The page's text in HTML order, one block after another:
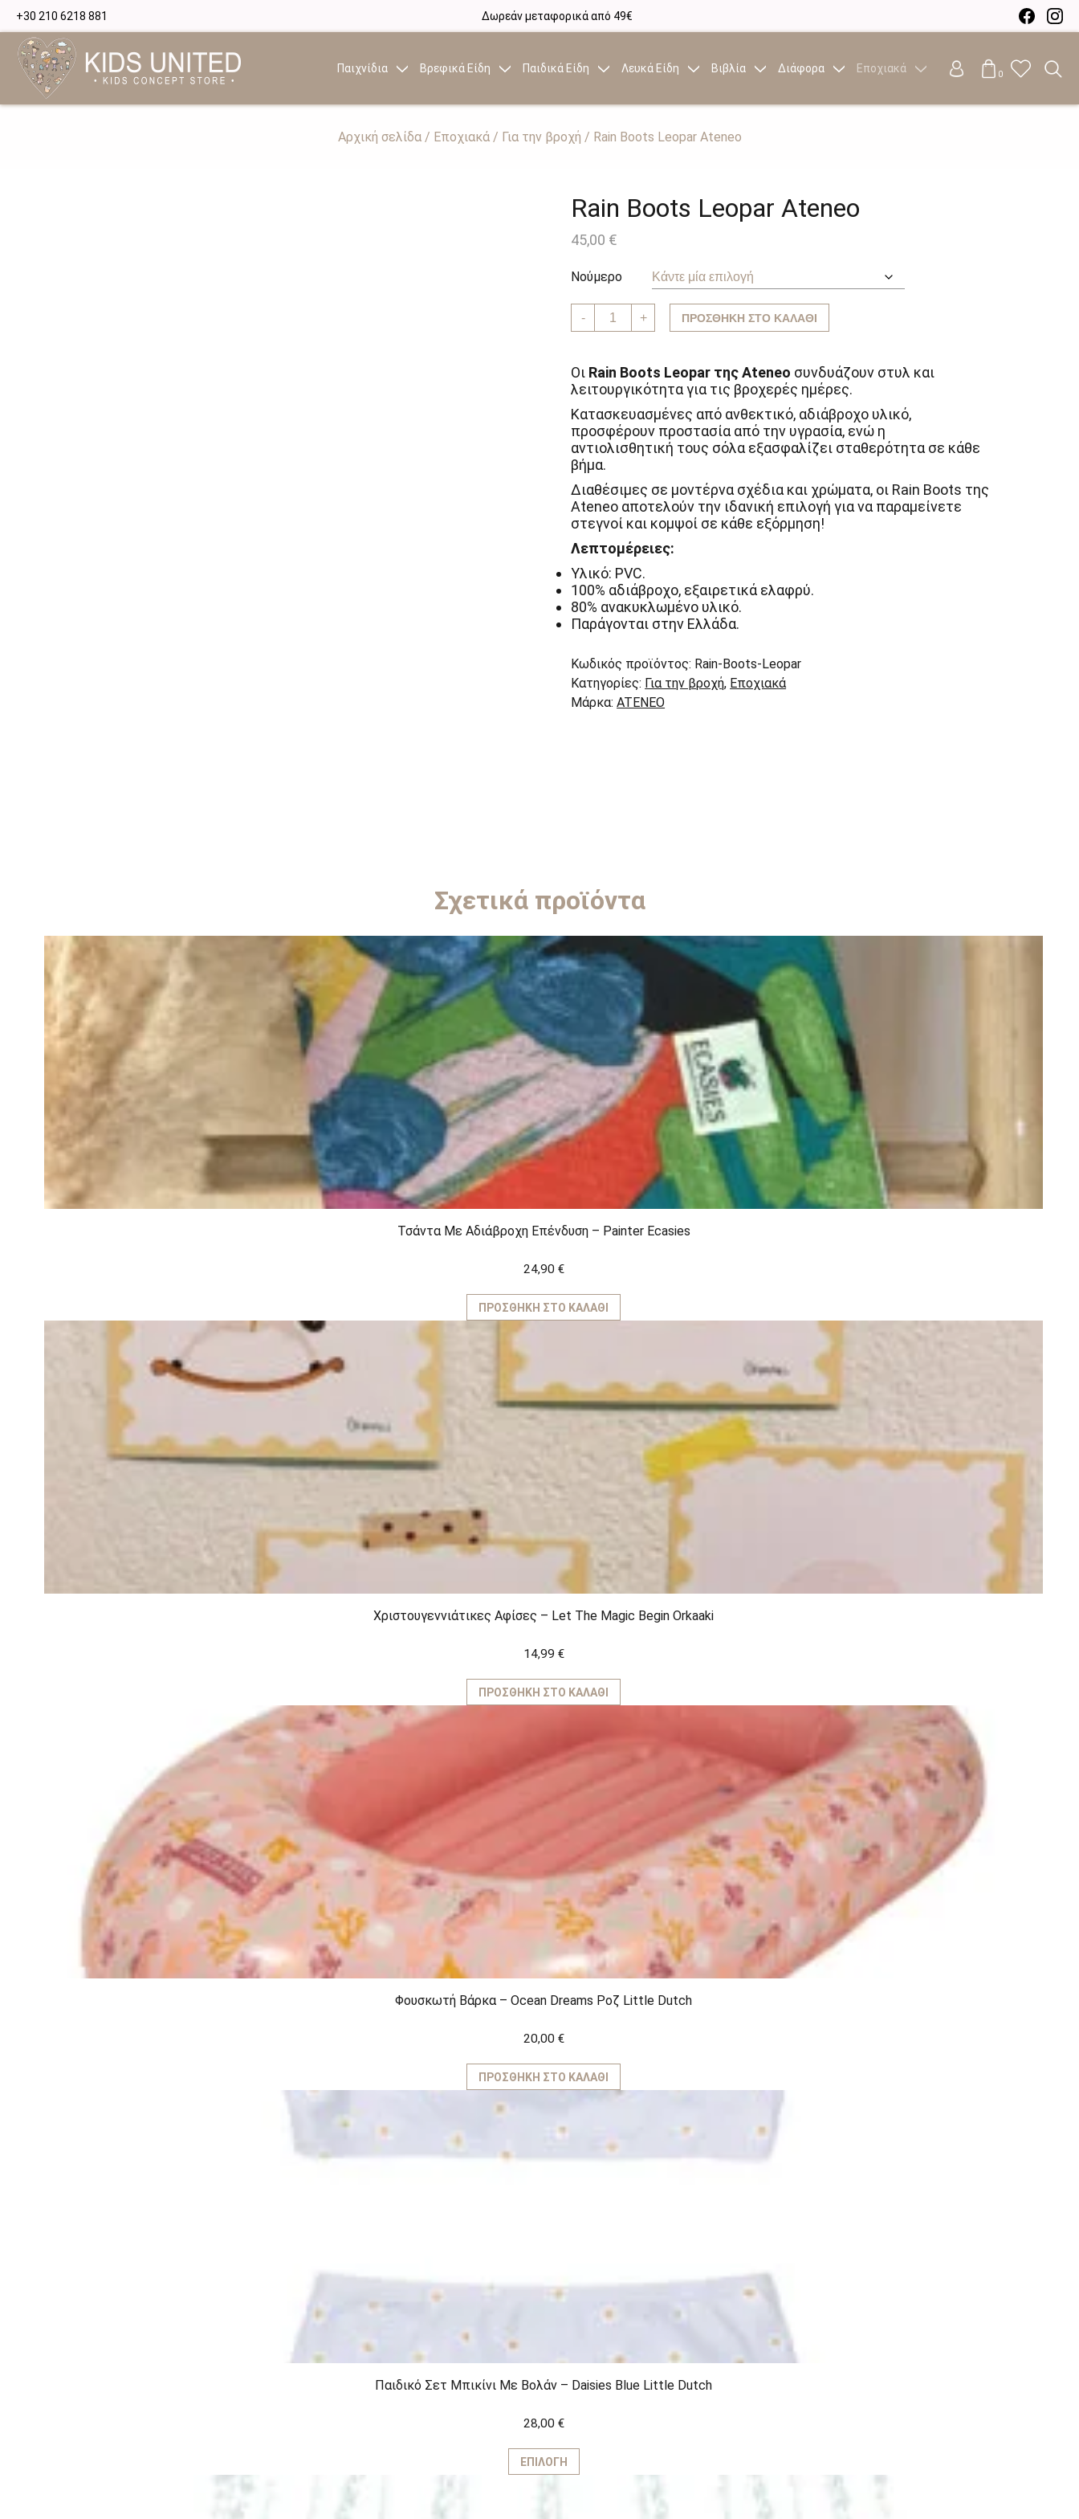
+30 210 6218 881 Δωρεάν μεταφορικά από 49€
Παιχνίδια Βρεφικά Είδη Παιδικά Είδη Λευκά Είδη Βιβλία Διάφορα Εποχιακά 0
Αρχική σελίδα/ Εποχιακά/ Για την βροχή / Rain Boots Leopar Ateneo
Rain Boots Leopar Ateneo
45,00 €
Νούμερο
-
Rain
Boots
ποσότητα
+ ΠΡΟΣΘΉΚΗ ΣΤΟ ΚΑΛΆΘΙ
Οι Rain Boots Leopar της Ateneo συνδυάζουν στυλ και
λειτουργικότητα για τις βροχερές ημέρες.
Κατασκευασμένες από ανθεκτικό, αδιάβροχο υλικό,
προσφέρουν προστασία από την υγρασία, ενώ η
αντιολισθητική τους σόλα εξασφαλίζει σταθερότητα σε κάθε
βήμα.
Διαθέσιμες σε μοντέρνα σχέδια και χρώματα, οι Rain Boots της
Ateneo αποτελούν την ιδανική επιλογή για να παραμείνετε
στεγνοί και κομψοί σε κάθε εξόρμηση!
Λεπτομέρειες:
Υλικό: PVC.
100% αδιάβροχο, εξαιρετικά ελαφρύ.
80% ανακυκλωμένο υλικό.
Παράγονται στην Ελλάδα.
Κωδικός προϊόντος: Rain-Boots-Leopar
Κατηγορίες: Για την βροχή, Εποχιακά
Μάρκα:ATENEO
Σχετικά προϊόντα
Τσάντα Με Αδιάβροχη Επένδυση – Painter Ecasies
24,90 €
ΠΡΟΣΘΉΚΗ ΣΤΟ ΚΑΛΆΘΙ
Χριστουγεννιάτικες Αφίσες – Let The Magic Begin Orkaaki
14,99 €
ΠΡΟΣΘΉΚΗ ΣΤΟ ΚΑΛΆΘΙ
Φουσκωτή Βάρκα – Ocean Dreams Ροζ Little Dutch
20,00 €
ΠΡΟΣΘΉΚΗ ΣΤΟ ΚΑΛΆΘΙ
Παιδικό Σετ Μπικίνι Με Βολάν – Daisies Blue Little Dutch
28,00 €
ΕΠΙΛΟΓΉ
Αυτό
προϊόν